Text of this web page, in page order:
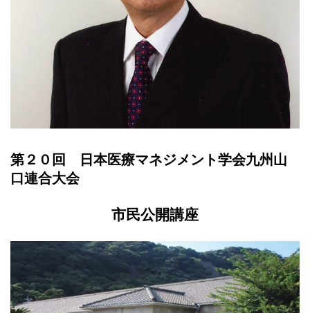
第２０回 日本医療マネジメント学会九州山
口連合大会
市民公開講座